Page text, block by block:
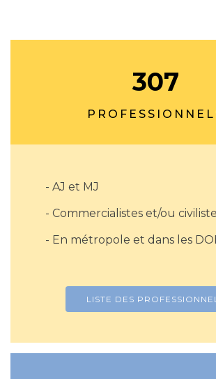
307
- AJ et MJ
- Commercialistes et/ou
- En métropole et dans les
LISTE DES